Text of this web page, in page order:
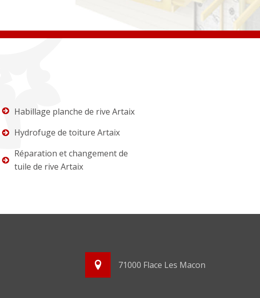
Habillage planche de rive Artaix
Hydrofuge de toiture Artaix
Réparation et changement de
tuile de rive Artaix
71000 Flace Les Macon